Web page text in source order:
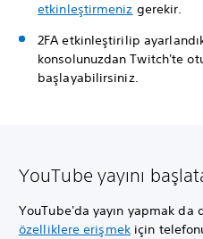
etkinleştirmeniz gerekir.
2FA etkinleştirilip
konsolunuzdan Twitch'te
başlayabilirsiniz.
YouTube yayını
YouTube'da yayın yapmak da
özelliklere erişmekiçin